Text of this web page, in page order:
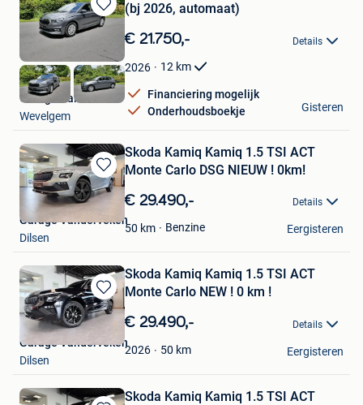
Bewaren
in
Mijn
Favorieten
(bj 2026, automaat)
€ 21.750,- Details
2026 12 km
Financiering mogelijk
Onderhoudsboekje
Garage Palermo
Wevelgem
Gisteren
Bewaren
in
Mijn
Favorieten
Skoda Kamiq Kamiq 1.5 TSI ACT
Monte Carlo DSG NIEUW ! 0km!
€ 29.490,- Details
50 km Benzine
Garage Vanderveken
Dilsen
Eergisteren
Bewaren
in
Mijn
Favorieten
Skoda Kamiq Kamiq 1.5 TSI ACT
Monte Carlo NEW ! 0 km !
€ 29.490,- Details
2026 50 km
Garage Vanderveken
Dilsen
Eergisteren
Skoda Kamiq Kamiq 1.5 TSI ACT